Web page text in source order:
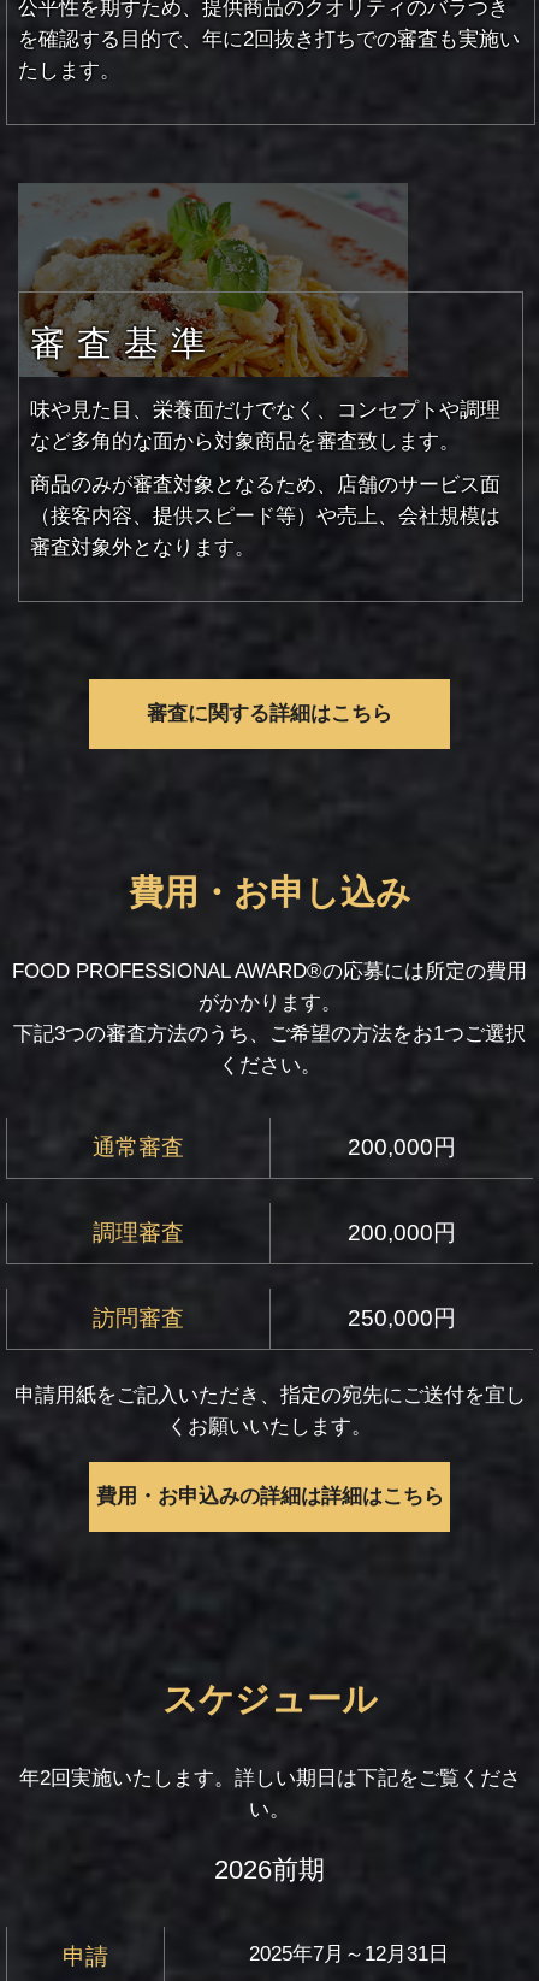
公平性を期すため、提供商品のクオリティのバラつき
を確認する目的で、 年に2回抜き打ちでの審査も実施い
たします。
審査基準
味や見た目、栄養面だけでなく、コンセプトや調理
など多角的な面から対象商品を審査致します。
商品のみが審査対象となるため、店舗のサービス面
（接客内容、提供スピード等）や売上、会社規模は
審査対象外となります。
審査に関する詳細はこちら
費用・お申し込み
FOOD PROFESSIONAL AWARD®の応募には所定の費用
がかかります。
下記3つの審査方法のうち、ご希望の方法をお1つご選択
ください。
通常審査 200,000円
調理審査 200,000円
訪問審査 250,000円
申請用紙をご記入いただき、指定の宛先にご送付を宜し
くお願いいたします。
費用・お申込みの詳細は詳細はこちら
スケジュール
年2回実施いたします。詳しい期日は下記をご覧くださ
い。
2026前期
申請 2025年7月～12月31日